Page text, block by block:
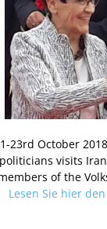
23rd October
politicians visits
of the
Lesen Sie hier